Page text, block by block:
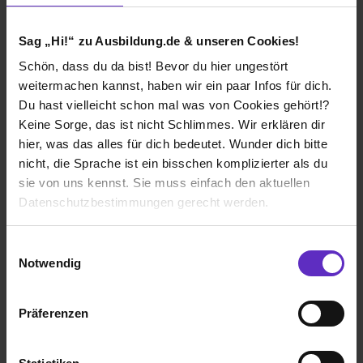
Sag „Hi!“ zu Ausbildung.de & unseren Cookies!
Schön, dass du da bist! Bevor du hier ungestört
weitermachen kannst, haben wir ein paar Infos für dich.
Du hast vielleicht schon mal was von Cookies gehört!?
Keine Sorge, das ist nicht Schlimmes. Wir erklären dir
hier, was das alles für dich bedeutet. Wunder dich bitte
nicht, die Sprache ist ein bisschen komplizierter als du
sie von uns kennst. Sie muss einfach den aktuellen
Datenschutzbestimmungen gerecht werden.
Benutzung der Webseite getroffenen Einstellungen zu
Webseite zu analysieren („Statistiken“), um
Notwendig
Präferenzen
beiZF Active Safety GmbH
Gelsenkirchen
01.09.2026
1 freier Platz
beiZF Active Safety GmbH
05.08.2026